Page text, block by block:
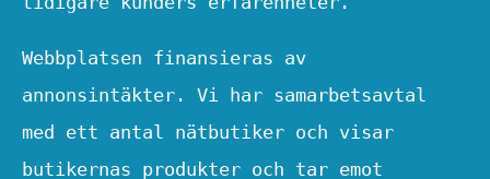
Webbplatsen finansieras av
annonsintäkter. Vi har samarbetsavtal
med ett antal nätbutiker och visar
butikernas produkter och tar emot